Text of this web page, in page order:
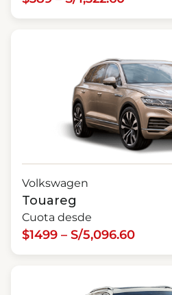
Volkswagen
Touareg
Cuota desde
$1499 – S/5,096.60